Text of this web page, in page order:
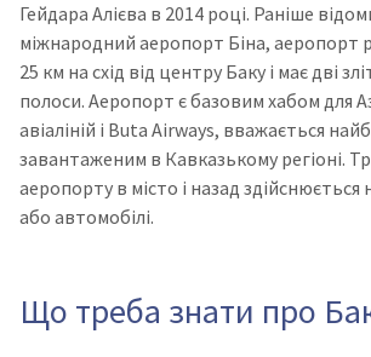
Гейдара Алієва в 2014 році. Раніше
міжнародний аеропорт Біна, аеропорт
25 км на схід від центру Баку і має дві
полоси. Аеропорт є базовим хабом для
авіаліній і Buta Airways, вважається
завантаженим в Кавказькому регіоні.
аеропорту в місто і назад здійснюється
або автомобілі.
Що треба знати про